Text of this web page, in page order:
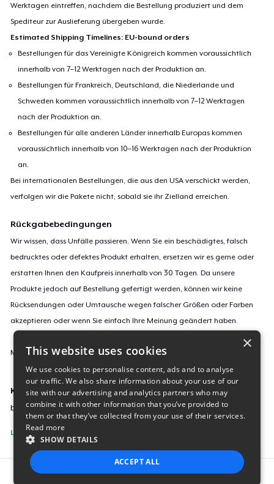
Werktagen eintreffen, nachdem die Bestellung produziert und dem
Spediteur zur Auslieferung übergeben wurde.
Estimated Shipping Timelines: EU-bound orders
Bestellungen für das Vereinigte Königreich kommen voraussichtlich
innerhalb von 7–12 Werktagen nach der Produktion an.
Bestellungen für Frankreich, Deutschland, die Niederlande und
Schweden kommen voraussichtlich innerhalb von 7–12 Werktagen
nach der Produktion an.
Bestellungen für alle anderen Länder innerhalb Europas kommen
voraussichtlich innerhalb von 10–16 Werktagen nach der Produktion
an.
Bei internationalen Bestellungen, die aus den USA verschickt werden,
verfolgen wir die Pakete nicht, sobald sie ihr Zielland erreichen.
Rückgabebedingungen
Wir wissen, dass Unfälle passieren. Wenn Sie ein beschädigtes, falsch
bedrucktes oder defektes Produkt erhalten, ersetzen wir es gerne oder
erstatten Ihnen den Kaufpreis innerhalb von 30 Tagen. Da unsere
Produkte jedoch auf Bestellung gefertigt werden, können wir keine
Rücksendungen oder Umtausche wegen falscher Größen oder Farben
akzeptieren oder wenn Sie einfach Ihre Meinung geändert haben.
Mehr Informationen zu unseren Rückgaberichtlinien findest du
Kampagnen-ID:
blockwart
Listing melden
×
This website uses cookies
We use cookies to personalise content, ads and to analyse
our traffic. We also share information about your use of our
site with our advertising and analytics partners who may
combine it with other information that you’ve provided to
them or that they’ve collected from your use of their services.
Read more
SHOW DETAILS
ACCEPT ALL